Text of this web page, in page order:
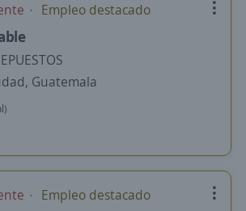
Empleo destacado
Guatemala
Empleo destacado